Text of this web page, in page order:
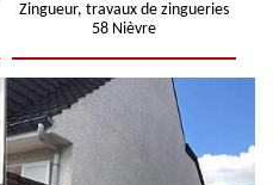
Zingueur, travaux de zingueries
58 Nièvre